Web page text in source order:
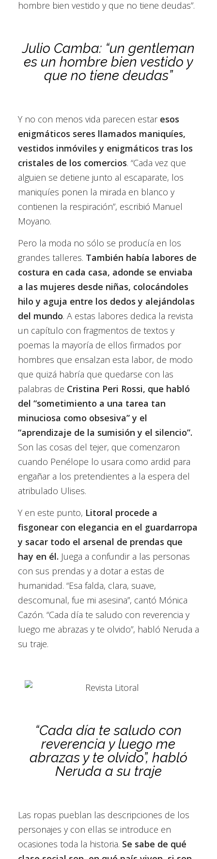
hombre bien vestido y que no tiene deudas”.
Julio Camba: “un gentleman
es un hombre bien vestido y
que no tiene deudas”
Y no con menos vida parecen estar esos
enigmáticos seres llamados maniquíes,
vestidos inmóviles y enigmáticos tras los
cristales de los comercios. “Cada vez que
alguien se detiene junto al escaparate, los
maniquíes ponen la mirada en blanco y
contienen la respiración”, escribió Manuel
Moyano.
Pero la moda no sólo se producía en los
grandes talleres. También había labores de
costura en cada casa, adonde se enviaba
a las mujeres desde niñas, colocándoles
hilo y aguja entre los dedos y alejándolas
del mundo. A estas labores dedica la revista
un capítulo con fragmentos de textos y
poemas la mayoría de ellos firmados por
hombres que ensalzan esta labor, de modo
que quizá habría que quedarse con las
palabras de Cristina Peri Rossi, que habló
del “sometimiento a una tarea tan
minuciosa como obsesiva” y el
“aprendizaje de la sumisión y el silencio”.
Son las cosas del tejer, que comenzaron
cuando Penélope lo usara como ardid para
engañar a los pretendientes a la espera del
atribulado Ulises.
Y en este punto, Litoral procede a
fisgonear con elegancia en el guardarropa
y sacar todo el arsenal de prendas que
hay en él. Juega a confundir a las personas
con sus prendas y a dotar a estas de
humanidad. “Esa falda, clara, suave,
descomunal, fue mi asesina”, cantó Mónica
Cazón. “Cada día te saludo con reverencia y
luego me abrazas y te olvido”, habló Neruda a
su traje.
“Cada día te saludo con
reverencia y luego me
abrazas y te olvido”, habló
Neruda a su traje
Las ropas pueblan las descripciones de los
personajes y con ellas se introduce en
ocasiones toda la historia. Se sabe de qué